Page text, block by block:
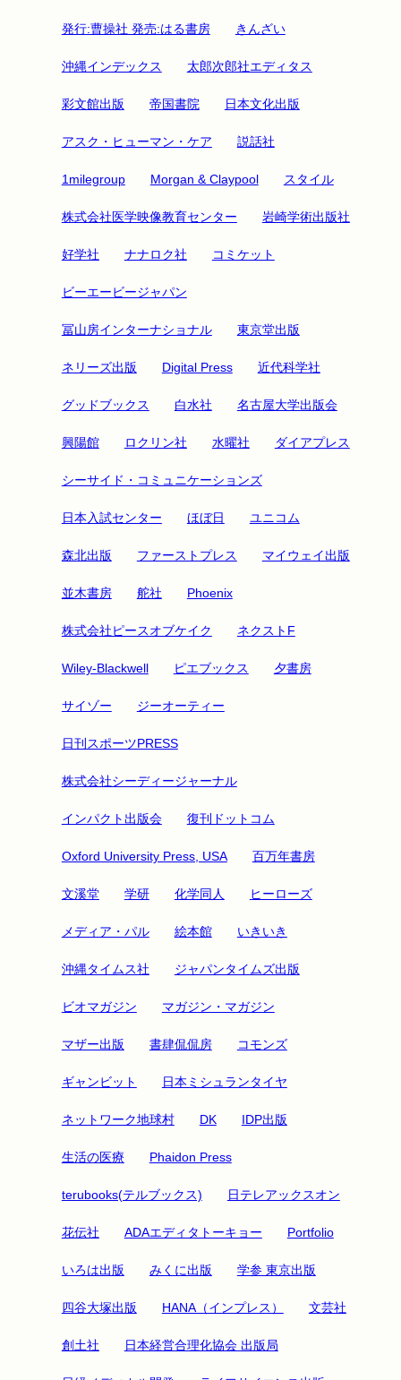
発行:曹操社 発売:はる書房 きんざい
沖縄インデックス 太郎次郎社エディタス
彩文館出版 帝国書院 日本文化出版
アスク・ヒューマン・ケア 説話社
1milegroup Morgan & Claypool スタイル
株式会社医学映像教育センター 岩崎学術出版社
好学社 ナナロク社 コミケット
ビーエービージャパン
冨山房インターナショナル 東京堂出版
ネリーズ出版 Digital Press 近代科学社
グッドブックス 白水社 名古屋大学出版会
興陽館 ロクリン社 水曜社 ダイアプレス
シーサイド・コミュニケーションズ
日本入試センター ほぼ日 ユニコム
森北出版 ファーストプレス マイウェイ出版
並木書房 舵社 Phoenix
株式会社ピースオブケイク ネクストF
Wiley-Blackwell ピエブックス 夕書房
サイゾー ジーオーティー
日刊スポーツPRESS
株式会社シーディージャーナル
インパクト出版会 復刊ドットコム
Oxford University Press, USA 百万年書房
文溪堂 学研 化学同人 ヒーローズ
メディア・パル 絵本館 いきいき
沖縄タイムス社 ジャパンタイムズ出版
ビオマガジン マガジン・マガジン
マザー出版 書肆侃侃房 コモンズ
ギャンビット 日本ミシュランタイヤ
ネットワーク地球村 DK IDP出版
生活の医療 Phaidon Press
terubooks(テルブックス) 日テレアックスオン
花伝社 ADAエディタトーキョー Portfolio
いろは出版 みくに出版 学参 東京出版
四谷大塚出版 HANA（インプレス） 文芸社
創土社 日本経営合理化協会 出版局